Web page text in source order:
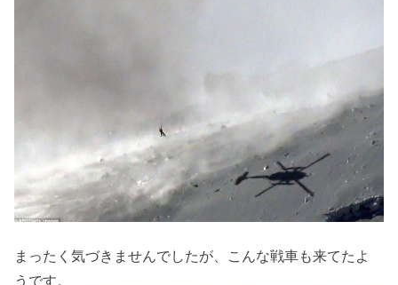
まったく気づきませんでしたが、こんな戦車も来てたよ
うです。